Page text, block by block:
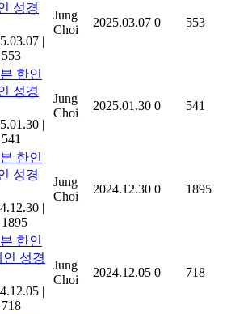
성경
|
Jung
Choi
2025.03.07 0 553
한인
성경
|
Jung
Choi
2025.01.30 0 541
한인
성경
|
Jung
Choi
2024.12.30 0 1895
한인
인 성경
|
Jung
Choi
2024.12.05 0 718